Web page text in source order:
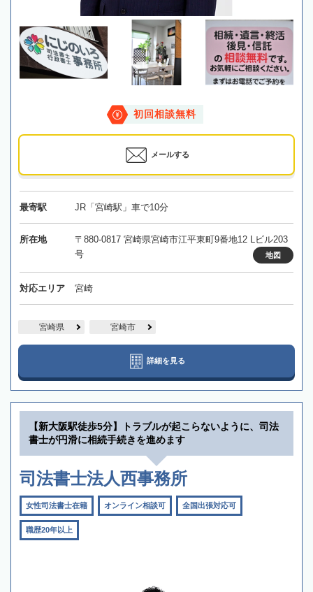
初回相談無料
メールする
最寄駅 JR「宮崎駅」車で10分
所在地
〒880-0817 宮崎県宮崎市江平東町9番地12 Lビル203
号
地図
対応エリア 宮崎
宮崎県 宮崎市
詳細を見る
【新大阪駅徒歩5分】トラブルが起こらないように、司法
書士が円滑に相続手続きを進めます
司法書士法人西事務所
女性司法書士在籍 オンライン相談可 全国出張対応可
職歴20年以上